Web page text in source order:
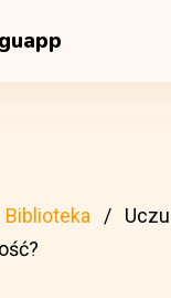
Biblioteka